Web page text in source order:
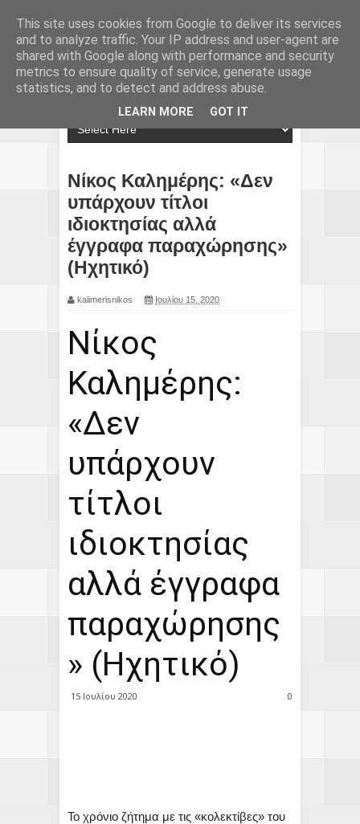
Νίκος Καλημέρης: «Δεν
υπάρχουν τίτλοι
ιδιοκτησίας αλλά
έγγραφα παραχώρησης»
(Ηχητικό)
kalimerisnikos Ιουλίου 15, 2020
Νίκος
Καλημέρης:
«Δεν
υπάρχουν
τίτλοι
ιδιοκτησίας
αλλά έγγραφα
παραχώρησης
» (Ηχητικό)
15 Ιουλίου 2020 0
Το χρόνιο ζήτημα με τις «κολεκτίβες» του
This site uses cookies from Google to deliver its services
and to analyze traffic. Your IP address and user-agent are
shared with Google along with performance and security
metrics to ensure quality of service, generate usage
statistics, and to detect and address abuse.
LEARN MORE GOT IT